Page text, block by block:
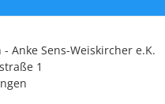
- Anke Sens-Weiskircher e.K.
1